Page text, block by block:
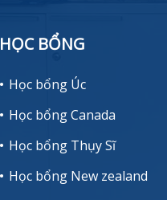
HỌC BỔNG
Học bổng Úc
Học bổng Canada
Học bổng Thụy Sĩ
Học bổng New zealand